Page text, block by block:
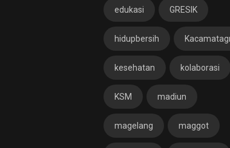
edukasi GRESIK
hidupbersih
kesehatan kolaborasi
KSM madiun
magelang maggot